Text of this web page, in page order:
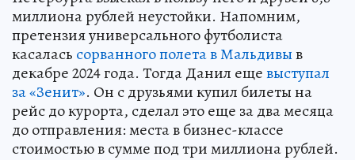
миллиона рублей неустойки. Напомним,
претензия универсального футболиста
касалась сорванного полета в Мальдивыв
декабре 2024 года. Тогда Данил ещевыступал
за «Зенит». Он с друзьями купил билеты на
рейс до курорта, сделал это еще за два месяца
до отправления: места в бизнес-классе
стоимостью в сумме под три миллиона рублей.